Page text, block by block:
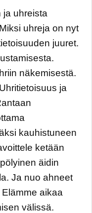
ja uhreista
uhreja on nyt
juuret.
näkemisestä.
ja
kauhistuneen
ketään
äidin
Ja nuo ahneet
aikaa
välissä.